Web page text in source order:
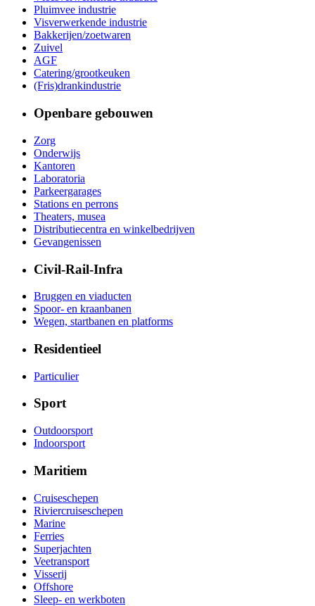
Pluimvee industrie
Visverwerkende industrie
Bakkerijen/zoetwaren
Zuivel
AGF
Catering/grootkeuken
(Fris)drankindustrie
Openbare gebouwen
Zorg
Onderwijs
Kantoren
Laboratoria
Parkeergarages
Stations en perrons
Theaters, musea
Distributiecentra en winkelbedrijven
Gevangenissen
Civil-Rail-Infra
Bruggen en viaducten
Spoor- en kraanbanen
Wegen, startbanen en platforms
Residentieel
Particulier
Sport
Outdoorsport
Indoorsport
Maritiem
Cruiseschepen
Riviercruiseschepen
Marine
Ferries
Superjachten
Veetransport
Visserij
Offshore
Sleep- en werkboten